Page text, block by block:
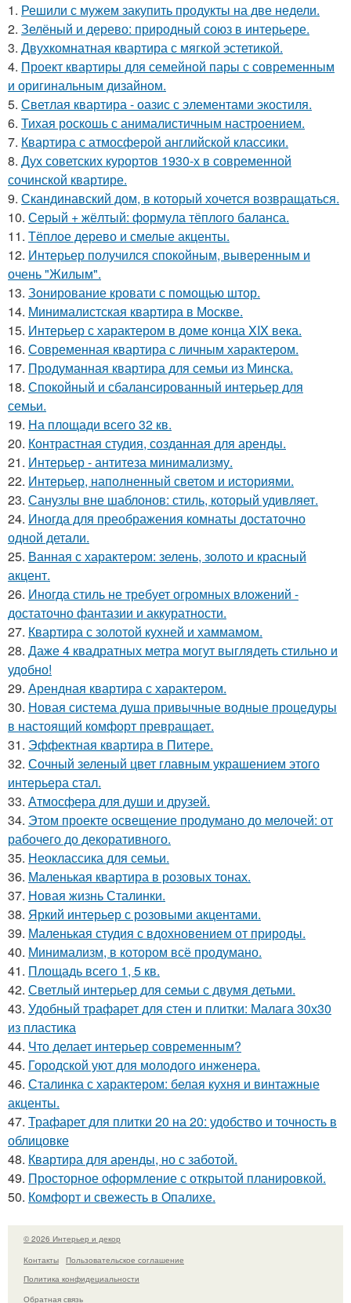
1. Решили с мужем закупить продукты на две недели.
2. Зелёный и дерево: природный союз в интерьере.
3. Двухкомнатная квартира с мягкой эстетикой.
4. Проект квартиры для семейной пары с современным
и оригинальным дизайном.
5. Светлая квартира - оазис с элементами экостиля.
6. Тихая роскошь с анималистичным настроением.
7. Квартира с атмосферой английской классики.
8. Дух советских курортов 1930-х в современной
сочинской квартире.
9. Скандинавский дом, в который хочется возвращаться.
10. Серый + жёлтый: формула тёплого баланса.
11. Тёплое дерево и смелые акценты.
12. Интерьер получился спокойным, выверенным и
очень "Жилым".
13. Зонирование кровати с помощью штор.
14. Минималистская квартира в Москве.
15. Интерьер с характером в доме конца XIX века.
16. Современная квартира с личным характером.
17. Продуманная квартира для семьи из Минска.
18. Спокойный и сбалансированный интерьер для
семьи.
19. На площади всего 32 кв.
20. Контрастная студия, созданная для аренды.
21. Интерьер - антитеза минимализму.
22. Интерьер, наполненный светом и историями.
23. Санузлы вне шаблонов: стиль, который удивляет.
24. Иногда для преображения комнаты достаточно
одной детали.
25. Ванная с характером: зелень, золото и красный
акцент.
26. Иногда стиль не требует огромных вложений -
достаточно фантазии и аккуратности.
27. Квартира с золотой кухней и хаммамом.
28. Даже 4 квадратных метра могут выглядеть стильно и
удобно!
29. Арендная квартира с характером.
30. Новая система душа привычные водные процедуры
в настоящий комфорт превращает.
31. Эффектная квартира в Питере.
32. Сочный зеленый цвет главным украшением этого
интерьера стал.
33. Атмосфера для души и друзей.
34. Этом проекте освещение продумано до мелочей: от
рабочего до декоративного.
35. Неоклассика для семьи.
36. Маленькая квартира в розовых тонах.
37. Новая жизнь Сталинки.
38. Яркий интерьер с розовыми акцентами.
39. Маленькая студия с вдохновением от природы.
40. Минимализм, в котором всё продумано.
41. Площадь всего 1, 5 кв.
42. Светлый интерьер для семьи с двумя детьми.
43. Удобный трафарет для стен и плитки: Малага 30х30
из пластика
44. Что делает интерьер современным?
45. Городской уют для молодого инженера.
46. Сталинка с характером: белая кухня и винтажные
акценты.
47. Трафарет для плитки 20 на 20: удобство и точность в
облицовке
48. Квартира для аренды, но с заботой.
49. Просторное оформление с открытой планировкой.
50. Комфорт и свежесть в Опалихе.
© 2026 Интерьер и декор
Контакты
Пользовательское соглашение
Политика конфидециальности
Обратная связь